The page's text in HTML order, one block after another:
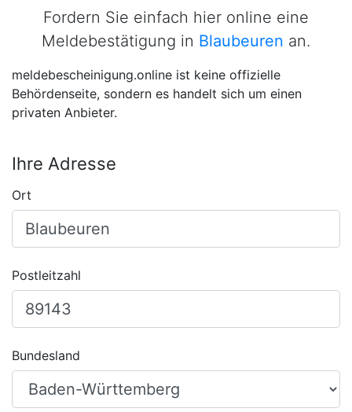
Fordern Sie einfach hier online eine
Meldebestätigung in Blaubeuren an.
meldebescheinigung.online ist keine offizielle
Behördenseite, sondern es handelt sich um einen
privaten Anbieter.
Ihre Adresse
Ort
Postleitzahl
Bundesland